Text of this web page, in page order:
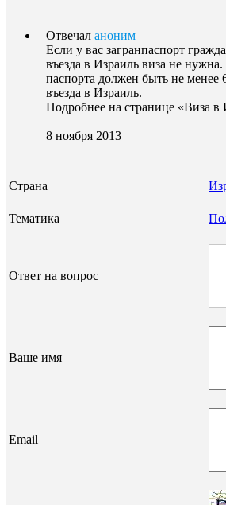
Отвечал аноним
Если у вас загранпаспорт
въезда в Израиль виза не
паспорта должен быть не менее
въезда в Израиль.
Подробнее на странице «Виза в
8 ноября 2013
Страна
Тематика
Ответ на вопрос
Ваше имя
Email